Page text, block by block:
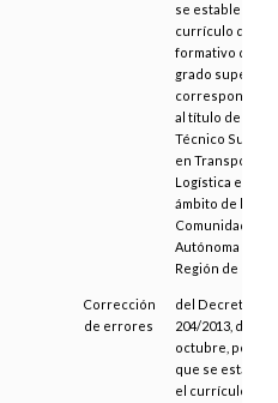
se establece el
currículo del
formativo de
grado superior
al título de
Técnico
en Transporte y
Logística en el
ámbito de la
Comunidad
Autónoma de la
Región de
Corrección
de errores
del Decreto
204/2013, de 29
octubre, por el
que se
el currículo del